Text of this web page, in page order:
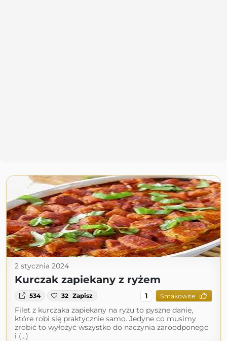
2 stycznia 2024
Kurczak zapiekany z ryżem
534 32 Zapisz 1 Smakowite
Filet z kurczaka zapiekany na ryżu to pyszne danie,
które robi się praktycznie samo. Jedyne co musimy
zrobić to wyłożyć wszystko do naczynia żaroodponego
i (...)